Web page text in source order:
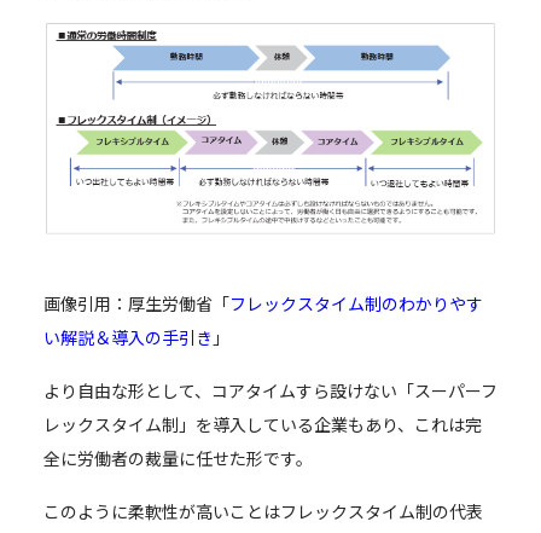
画像引用：厚生労働省「フレックスタイム制のわかりやす
い解説＆導入の手引き 」
より自由な形として、コアタイムすら設けない「スーパーフ
レックスタイム制」を導入している企業もあり、これは完
全に労働者の裁量に任せた形です。
このように柔軟性が高いことはフレックスタイム制の代表